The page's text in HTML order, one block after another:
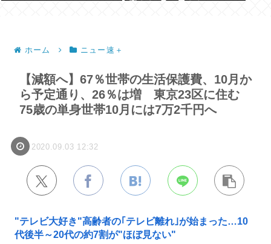
ホーム ニュー速＋
【減額へ】67％世帯の生活保護費、10月か
ら予定通り、26％は増 東京23区に住む
75歳の単身世帯10月には7万2千円へ
2020.09.03 12:32
"テレビ大好き"高齢者の｢テレビ離れ｣が始まった…10
代後半～20代の約7割が"ほぼ見ない"